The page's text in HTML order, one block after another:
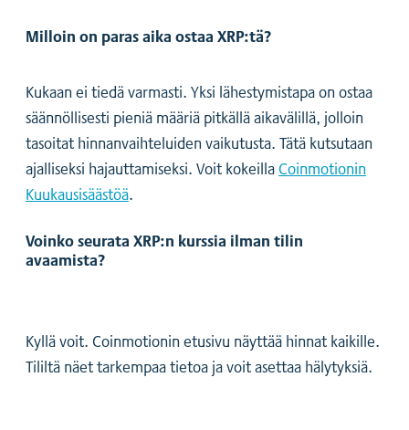
Milloin on paras aika ostaa XRP:tä?
Kukaan ei tiedä varmasti. Yksi lähestymistapa on ostaa
säännöllisesti pieniä määriä pitkällä aikavälillä, jolloin
tasoitat hinnanvaihteluiden vaikutusta. Tätä kutsutaan
ajalliseksi hajauttamiseksi. Voit kokeillaCoinmotionin
Kuukausisäästöä.
Voinko seurata XRP:n kurssia ilman tilin
avaamista?
Kyllä voit. Coinmotionin etusivu näyttää hinnat kaikille.
Tililtä näet tarkempaa tietoa ja voit asettaa hälytyksiä.